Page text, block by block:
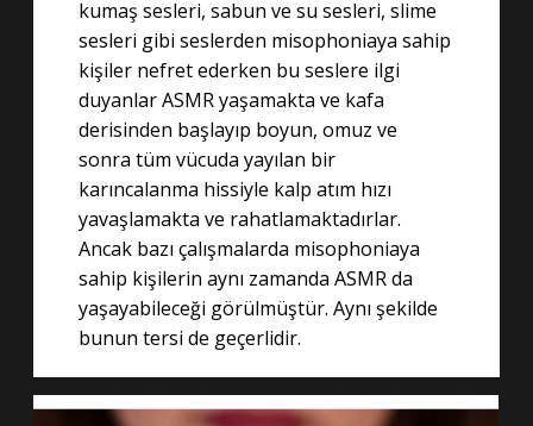
kumaş sesleri, sabun ve su sesleri, slime
sesleri gibi seslerden misophoniaya sahip
kişiler nefret ederken bu seslere ilgi
duyanlar ASMR yaşamakta ve kafa
derisinden başlayıp boyun, omuz ve
sonra tüm vücuda yayılan bir
karıncalanma hissiyle kalp atım hızı
yavaşlamakta ve rahatlamaktadırlar.
Ancak bazı çalışmalarda misophoniaya
sahip kişilerin aynı zamanda ASMR da
yaşayabileceği görülmüştür. Aynı şekilde
bunun tersi de geçerlidir.